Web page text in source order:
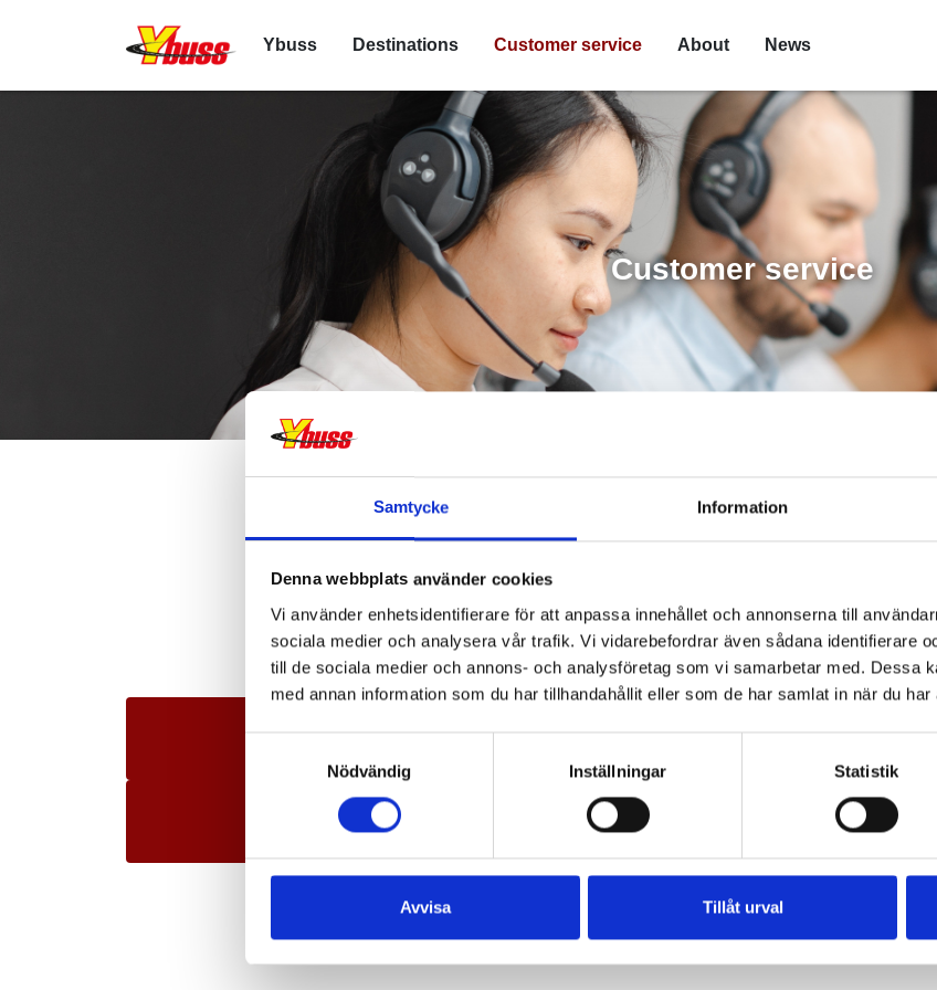
Samtycke Information
Denna webbplats använder cookies
Vi använder enhetsidentifierare för att anpassa innehållet och annonserna till
sociala medier och analysera vår trafik. Vi vidarebefordrar även sådana identifierare
till de sociala medier och annons- och analysföretag som vi samarbetar med. Dessa
med annan information som du har tillhandahållit eller som de har samlat in när du
Nödvändig
Inställningar Statistik
Avvisa Tillåt urval
Ybuss Destinations Customer service About News
Customer service
What can we help you
Here you will find our contact information and opening hours at
with Flixbus and SJ.se (Samtrafiken).
CONTACT US TIMETABLES
LOST PROPERTY
RESELLERS